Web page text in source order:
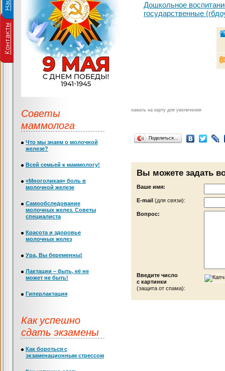
Дошкольное
государственные
нажать на карту для увеличения
Поделиться…
Вы можете задать
Ваше имя:
Е-mail (для связи):
Вопрос:
Введите число
с картинки
(защита от спама):
Советы
маммолога
Что мы знаем о молочной
железе?
Всей семьей к маммологу!
«Многоликая» боль в
молочной железе
Самообследование
молочных желез. Советы
специалиста
Красота и здоровье
молочных желез
Ура, Вы беременны!
Лактации – быть, её не
может не быть!
Гиперлактация
Как успешно
сдать экзамены
Как бороться с
экзаменационным стрессом